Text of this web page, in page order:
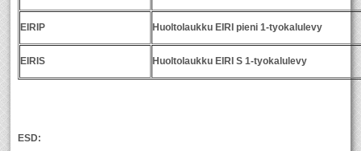
EIRIP Huoltolaukku EIRI pieni 1-tyokalulevy
EIRIS Huoltolaukku EIRI S 1-tyokalulevy
ESD: